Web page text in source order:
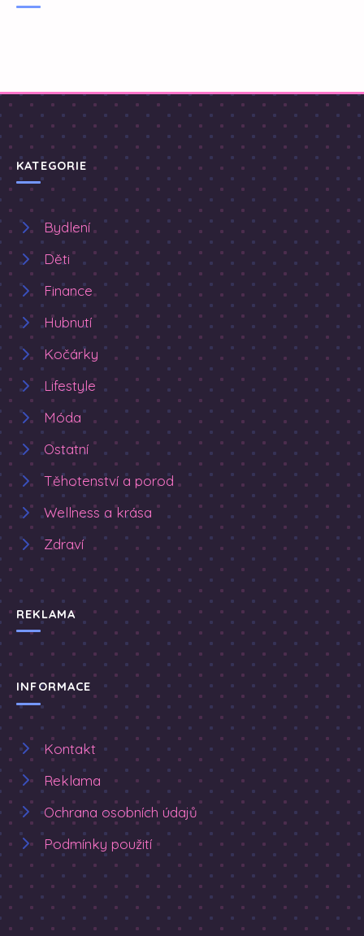
KATEGORIE
Bydlení
Děti
Finance
Hubnutí
Kočárky
Lifestyle
Móda
Ostatní
Těhotenství a porod
Wellness a krása
Zdraví
REKLAMA
INFORMACE
Kontakt
Reklama
Ochrana osobních údajů
Podmínky použití